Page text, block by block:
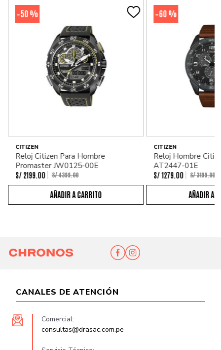
-50 %
CITIZEN
Reloj Citizen Para Hombre
Promaster JW0125-00E
S/ 2199. 00 S/4399.00
-60 %
CITIZEN
Reloj Hombre
AT2447-01E
S/ 1279 00 S/3199.00
CANALES DE ATENCIÓN
Comercial:
consultas@drasac.com.pe